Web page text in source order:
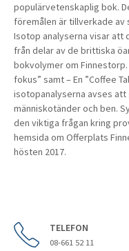
populärvetenskaplig bok.
föremålen är tillverkade av
Isotop analyserna visar att
från delar av de brittiska
bokvolymer om Finnestorp.
fokus” samt – En ”Coffee
isotopanalyserna avses att
människotänder och ben.
den viktiga frågan kring
hemsida om Offerplats
hösten 2017.
TELEFON
08-661 52 11